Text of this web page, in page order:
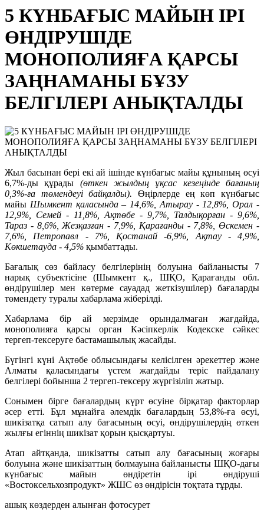
5 КҮНБАҒЫС МАЙЫН ІРІ
ӨНДІРУШІДЕ
МОНОПОЛИЯҒА ҚАРСЫ
ЗАҢНАМАНЫ БҰЗУ
БЕЛГІЛЕРІ АНЫҚТАЛДЫ
Жыл басынан бері екі ай ішінде күнбағыс майы құнының өсуі
6,7%-ды құрады (өткен жылдың ұқсас кезеңінде бағаның
0,3%-ға төмендеуі байқалды). Өңірлерде ең көп күнбағыс
майы Шымкент қаласында – 14,6%, Атырау - 12,8%, Орал -
12,9%, Семей - 11,8%, Ақтөбе - 9,7%, Талдықорған - 9,6%,
Тараз - 8,6%, Жезқазған - 7,9%, Қарағанды - 7,8%, Өскемен -
7,6%, Петропавл
-
7%, Қостанай -6,9%, Ақтау - 4,9%,
Көкшетауда - 4,5% қымбаттады.
Бағалық сөз байласу белгілерінің болуына байланысты 7
нарық субъектісіне (Шымкент қ., ШҚО, Қарағанды обл.
өндірушілер мен көтерме сауадад жеткізушілер) бағаларды
төмендету туралы хабарлама жіберілді.
Хабарлама бір ай мерзімде орындалмаған жағдайда,
монополияға қарсы орган Кәсіпкерлік Кодекске сәйкес
тергеп-тексеруге бастамашылық жасайды.
Бүгінгі күні Ақтөбе облысындағы келісілген әрекеттер және
Алматы қаласындағы үстем жағдайды теріс пайдалану
белгілері бойынша 2 тергеп-тексеру жүргізіліп жатыр.
Сонымен бірге бағалардың күрт өсуіне бірқатар факторлар
әсер етті. Бұл мұнайға әлемдік бағалардың 53,8%-ға өсуі,
шикізатқа сатып алу бағасының өсуі, өндірушілердің өткен
жылғы егіннің шикізат қорын қысқартуы.
Атап айтқанда, шикізатты сатып алу бағасының жоғары
болуына және шикізаттың болмауына байланысты ШҚО-дағы
күнбағыс майын өндіретін ірі өндіруші
«Востоксельхозпродукт» ЖШС өз өндірісін тоқтата тұрды.
ашық көздерден алынған фотосурет